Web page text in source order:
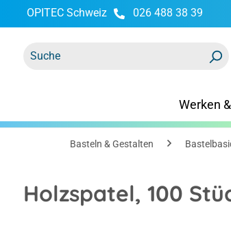
Zur Hauptnavigation springen
OPITEC Schweiz 026 488 38 39
Werken
Basteln & Gestalten
Holzspatel, 100